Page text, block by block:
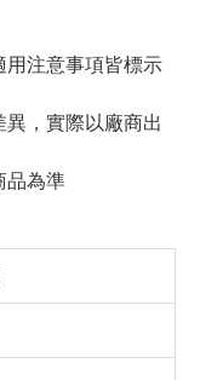
注意事項皆標示
，實際以廠商出
品為準